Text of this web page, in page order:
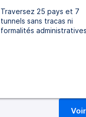
Traversez 25 pays et 7
tunnels sans tracas ni
formalités